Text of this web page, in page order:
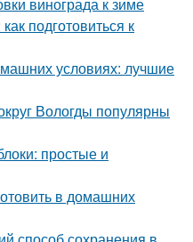
подготовиться к
условиях: лучшие
Вологды популярны
простые и
в домашних